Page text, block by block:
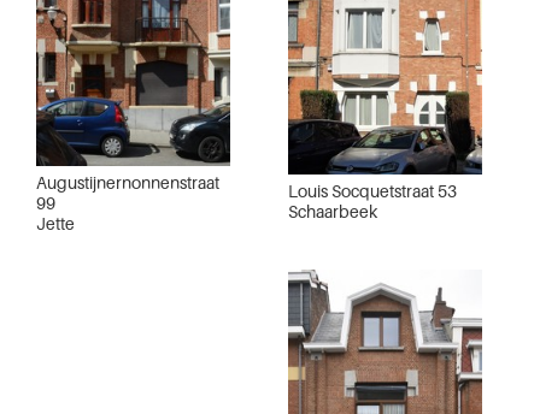
Augustijnernonnenstraat
99
Jette
Louis Socquetstraat 53
Schaarbeek